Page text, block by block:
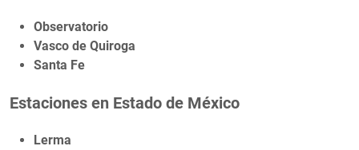
Observatorio
Vasco de Quiroga
Santa Fe
Estaciones en Estado de México
Lerma